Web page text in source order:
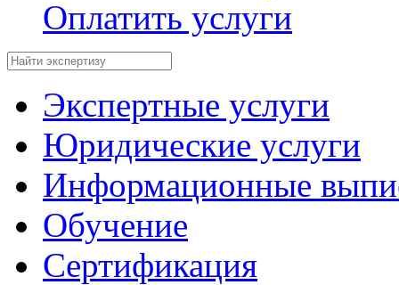
Оплатить услуги
Экспертные услуги
Юридические услуги
Информационные
Обучение
Сертификация